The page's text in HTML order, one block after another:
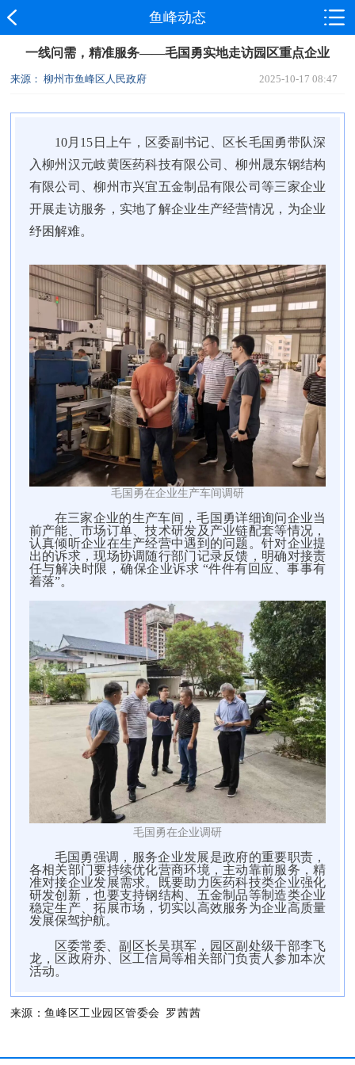
鱼峰动态
一线问需，精准服务——毛国勇实地走访园区重点企业
来源： 柳州市鱼峰区人民政府 2025-10-17 08:47
10月15日上午，区委副书记、区长毛国勇带队深
入柳州汉元岐黄医药科技有限公司、柳州晟东钢结构
有限公司、柳州市兴宜五金制品有限公司等三家企业
开展走访服务，实地了解企业生产经营情况，为企业
纾困解难。
毛国勇在企业生产车间调研
在三家企业的生产车间，毛国勇详细询问企业当
前产能、市场订单、技术研发及产业链配套等情况，
认真倾听企业在生产经营中遇到的问题。针对企业提
出的诉求，现场协调随行部门记录反馈，明确对接责
任与解决时限，确保企业诉求 “件件有回应、事事有
着落”。
毛国勇在企业调研
毛国勇强调，服务企业发展是政府的重要职责，
各相关部门要持续优化营商环境，主动靠前服务，精
准对接企业发展需求。既要助力医药科技类企业强化
研发创新，也要支持钢结构、五金制品等制造类企业
稳定生产、拓展市场，切实以高效服务为企业高质量
发展保驾护航。
区委常委、副区长吴琪军，园区副处级干部李飞
龙，区政府办、区工信局等相关部门负责人参加本次
活动。
来源：鱼峰区工业园区管委会 罗茜茜